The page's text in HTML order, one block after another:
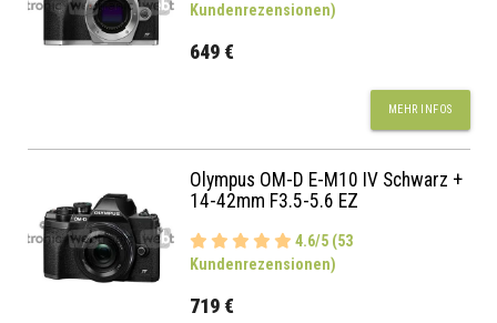
Kundenrezensionen)
649 €
MEHR INFOS
Olympus OM-D E-M10 IV Schwarz +
14-42mm F3.5-5.6 EZ
4.6/5 (53
Kundenrezensionen)
719 €